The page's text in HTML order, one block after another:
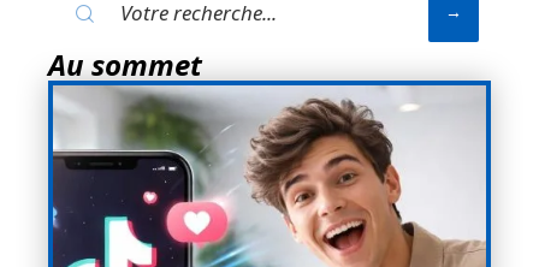
Au sommet